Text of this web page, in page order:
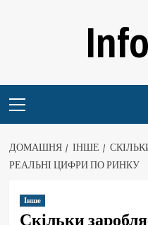
Menu
ДОМАШНЯ ІНШЕ
РЕАЛЬНІ ЦИФРИ ПО РИНКУ
Інше
Скільки